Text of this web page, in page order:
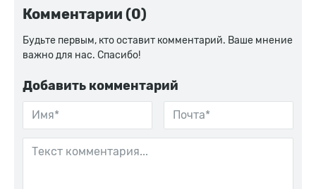
Комментарии (0)
Будьте первым, кто оставит комментарий. Ваше мнение
важно для нас. Спасибо!
Добавить комментарий